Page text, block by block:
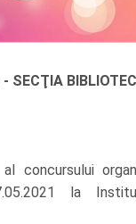
SECŢIA
concursului
la